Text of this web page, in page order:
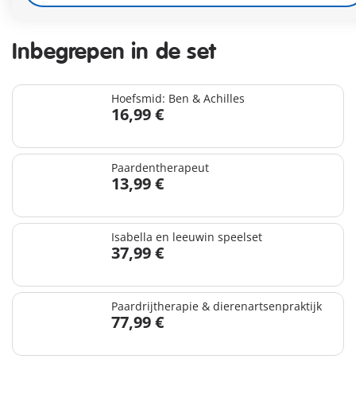
Inbegrepen in de set
Hoefsmid: Ben & Achilles
16,99 €
Paardentherapeut
13,99 €
Isabella en leeuwin speelset
37,99 €
Paardrijtherapie & dierenartsenpraktijk
77,99 €